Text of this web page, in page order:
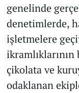
genelinde
denetimlerde,
işletmelere
ikramlıklarının
çikolata ve
odaklanan